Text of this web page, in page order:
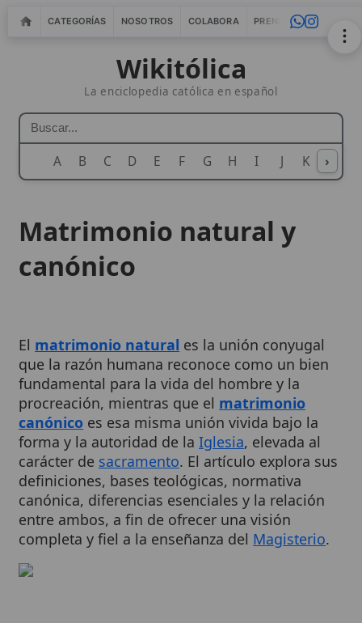
CATEGORÍAS NOSOTROS COLABORA PRENSA WEBMASTERS
Wikitólica
La enciclopedia católica en español
A B C D E F G H I J K L M
›
canónico
fundamental para la vida del hombre y la
procreación, mientras que elmatrimonio
canónicoes esa misma unión vivida bajo la
forma y la autoridad de laIglesia, elevada al
carácter desacramento. El artículo explora sus
definiciones, bases teológicas, normativa
canónica, diferencias esenciales y la relación
entre ambos, a fin de ofrecer una visión
completa y fiel a la enseñanza del Magisterio.